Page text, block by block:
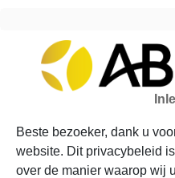
Beste bezoeker, dank u
website. Dit privacybeleid
over de manier waarop wij